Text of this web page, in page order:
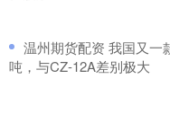
温州期货配资 我国又一
吨，与CZ-12A差别极大